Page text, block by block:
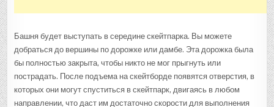
Башня будет выступать в середине скейтпарка. Вы можете
добраться до вершины по дорожке или дамбе. Эта дорожка была
бы полностью закрыта, чтобы никто не мог прыгнуть или
пострадать. После подъема на скейтборде появятся отверстия, в
которых они могут спуститься в скейтпарк, двигаясь в любом
направлении, что даст им достаточно скорости для выполнения